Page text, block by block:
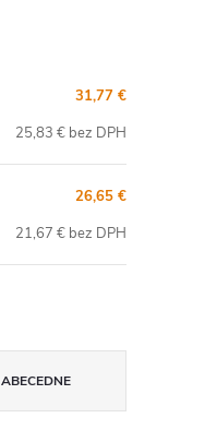
31,77 €
25,83 € bez DPH
26,65 €
21,67 € bez DPH
ABECEDNE